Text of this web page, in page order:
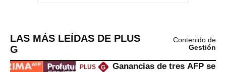
LAS MÁS LEÍDAS DE PLUS
G
Contenido de
Gestión
PLUS G
Ganancias de tres AFP se